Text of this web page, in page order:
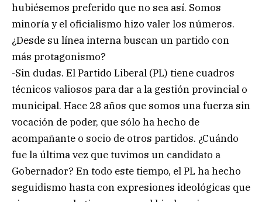
hubiésemos preferido que no sea así. Somos
minoría y el oficialismo hizo valer los números.
¿Desde su línea interna buscan un partido con
más protagonismo?
-Sin dudas. El Partido Liberal (PL) tiene cuadros
técnicos valiosos para dar a la gestión provincial o
municipal. Hace 28 años que somos una fuerza sin
vocación de poder, que sólo ha hecho de
acompañante o socio de otros partidos. ¿Cuándo
fue la última vez que tuvimos un candidato a
Gobernador? En todo este tiempo, el PL ha hecho
seguidismo hasta con expresiones ideológicas que